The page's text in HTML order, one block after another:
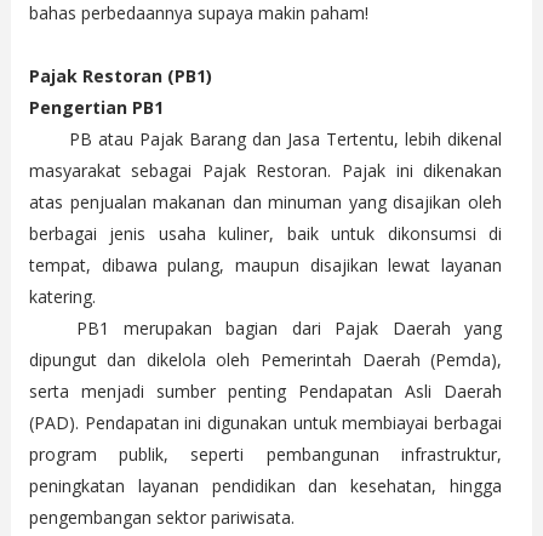
bahas perbedaannya supaya makin paham!
Pajak Restoran (PB1)
Pengertian PB1
PB atau Pajak Barang dan Jasa Tertentu, lebih dikenal
masyarakat sebagai Pajak Restoran. Pajak ini dikenakan
atas penjualan makanan dan minuman yang disajikan oleh
berbagai jenis usaha kuliner, baik untuk dikonsumsi di
tempat, dibawa pulang, maupun disajikan lewat layanan
katering.
PB1 merupakan bagian dari Pajak Daerah yang
dipungut dan dikelola oleh Pemerintah Daerah (Pemda),
serta menjadi sumber penting Pendapatan Asli Daerah
(PAD). Pendapatan ini digunakan untuk membiayai berbagai
program publik, seperti pembangunan infrastruktur,
peningkatan layanan pendidikan dan kesehatan, hingga
pengembangan sektor pariwisata.